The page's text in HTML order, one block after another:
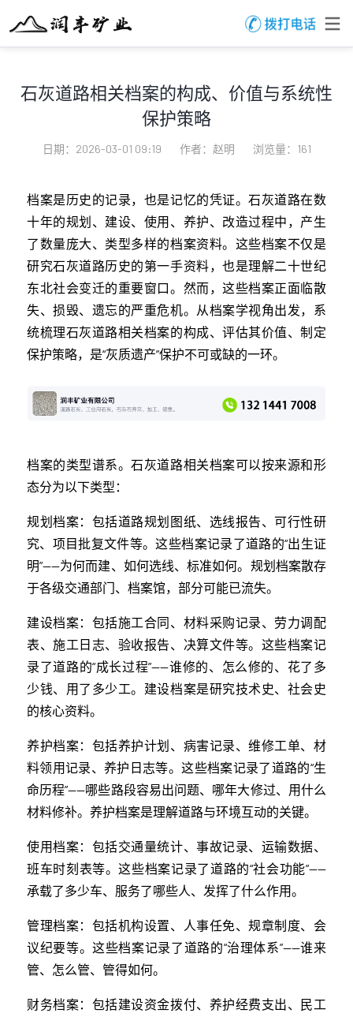
石灰道路相关档案的构成、价值与系统性
保护策略
日期：2026-03-01 09:19 作者：赵明 浏览量：161
档案是历史的记录，也是记忆的凭证。石灰道路在数
十年的规划、建设、使用、养护、改造过程中，产生
了数量庞大、类型多样的档案资料。这些档案不仅是
研究石灰道路历史的第一手资料，也是理解二十世纪
东北社会变迁的重要窗口。然而，这些档案正面临散
失、损毁、遗忘的严重危机。从档案学视角出发，系
统梳理石灰道路相关档案的构成、评估其价值、制定
保护策略，是“灰质遗产”保护不可或缺的一环。
档案的类型谱系。石灰道路相关档案可以按来源和形
态分为以下类型：
规划档案：包括道路规划图纸、选线报告、可行性研
究、项目批复文件等。这些档案记录了道路的“出生证
明”——为何而建、如何选线、标准如何。规划档案散存
于各级交通部门、档案馆，部分可能已流失。
建设档案：包括施工合同、材料采购记录、劳力调配
表、施工日志、验收报告、决算文件等。这些档案记
录了道路的“成长过程”——谁修的、怎么修的、花了多
少钱、用了多少工。建设档案是研究技术史、社会史
的核心资料。
养护档案：包括养护计划、病害记录、维修工单、材
料领用记录、养护日志等。这些档案记录了道路的“生
命历程”——哪些路段容易出问题、哪年大修过、用什么
材料修补。养护档案是理解道路与环境互动的关键。
使用档案：包括交通量统计、事故记录、运输数据、
班车时刻表等。这些档案记录了道路的“社会功能”——
承载了多少车、服务了哪些人、发挥了什么作用。
管理档案：包括机构设置、人事任免、规章制度、会
议纪要等。这些档案记录了道路的“治理体系”——谁来
管、怎么管、管得如何。
财务档案：包括建设资金拨付、养护经费支出、民工